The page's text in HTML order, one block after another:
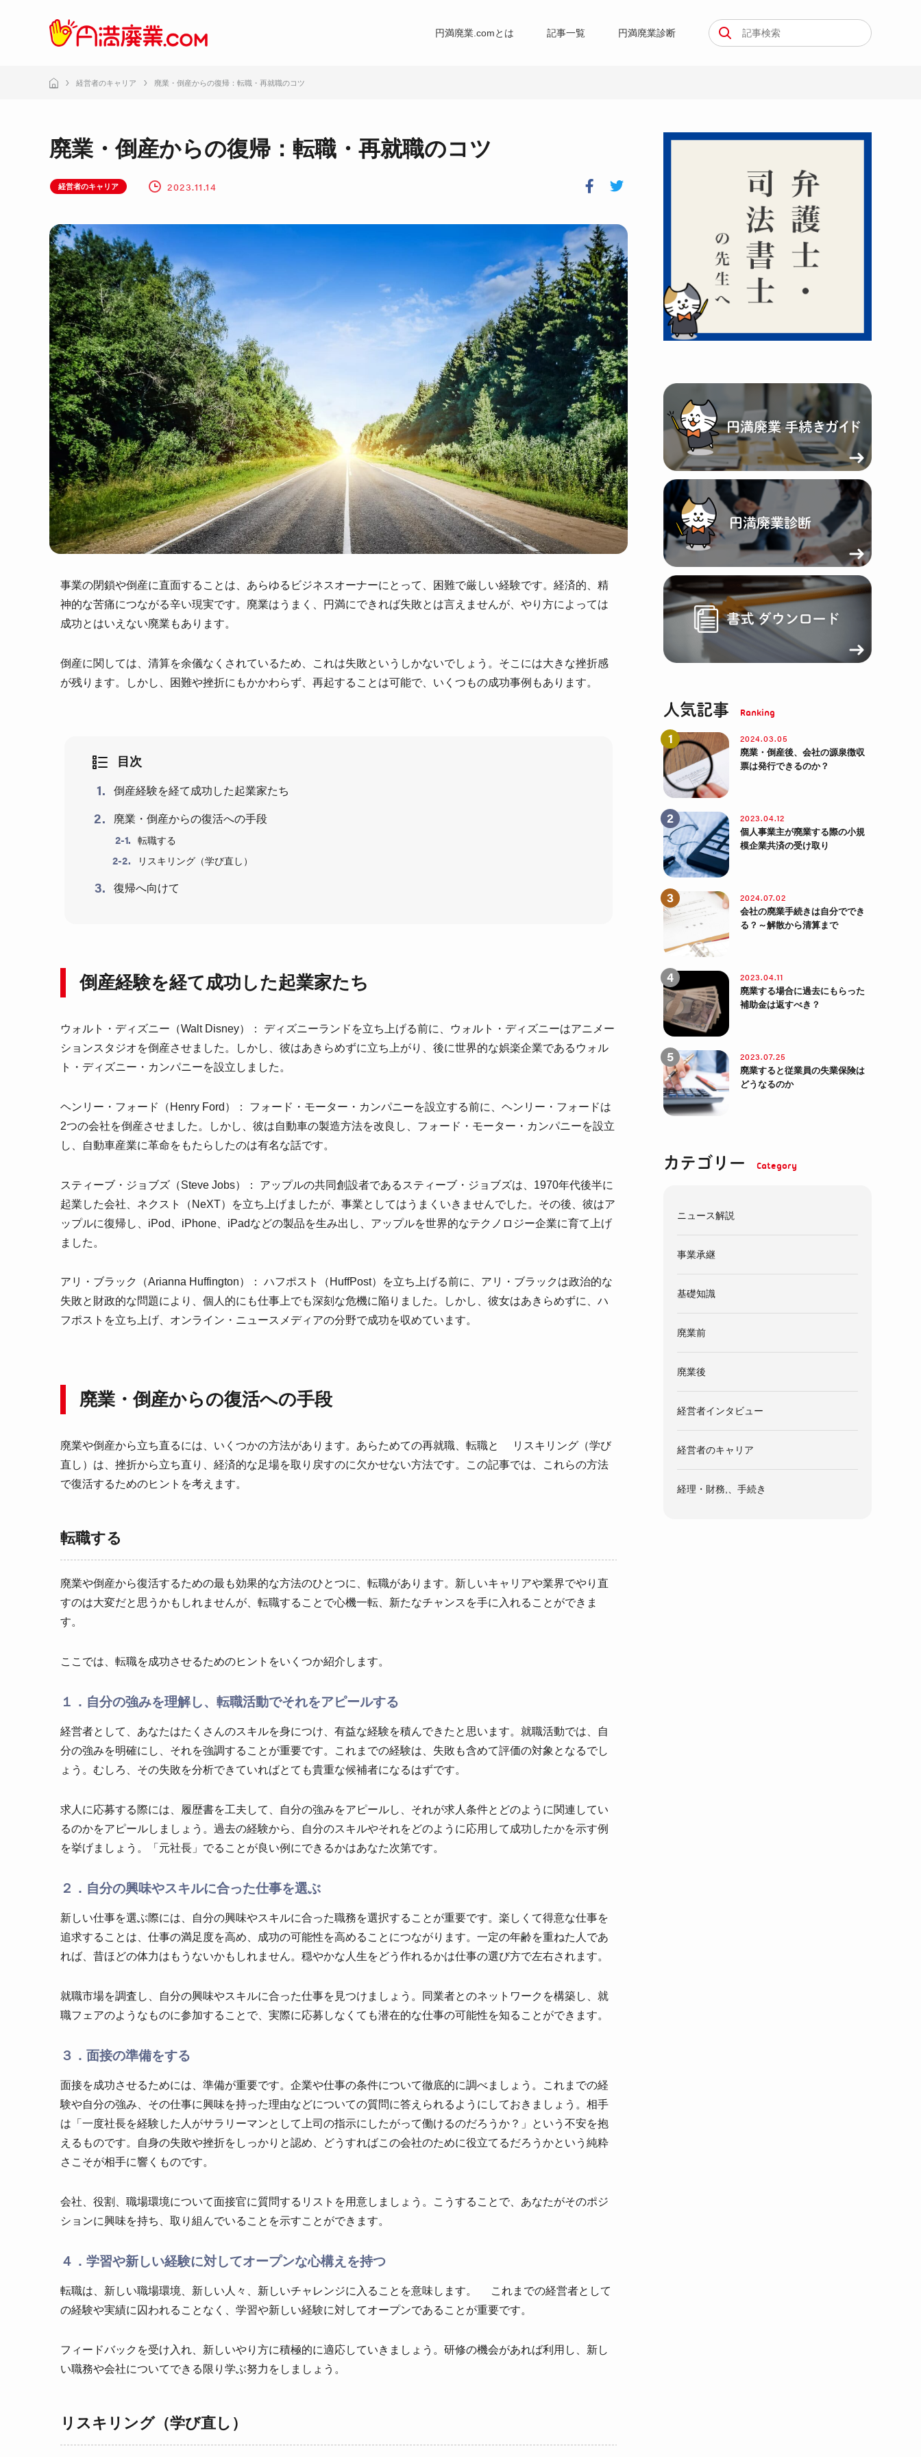
円満廃業.comとは 記事一覧 円満廃業診断
経営者のキャリア 廃業・倒産からの復帰：転職・再就職のコツ
廃業・倒産からの復帰：転職・再就職のコツ
経営者のキャリア 2023.11.14
事業の閉鎖や倒産に直面することは、あらゆるビジネスオーナーにとって、困難で厳しい経験です。経済的、精
神的な苦痛につながる辛い現実です。廃業はうまく、円満にできれば失敗とは言えませんが、やり方によっては
成功とはいえない廃業もあります。
倒産に関しては、清算を余儀なくされているため、これは失敗というしかないでしょう。そこには大きな挫折感
が残ります。しかし、困難や挫折にもかかわらず、再起することは可能で、いくつもの成功事例もあります。
目次
倒産経験を経て成功した起業家たち
廃業・倒産からの復活への手段
転職する
リスキリング（学び直し）
復帰へ向けて
倒産経験を経て成功した起業家たち
ウォルト・ディズニー（Walt Disney）： ディズニーランドを立ち上げる前に、ウォルト・ディズニーはアニメー
ションスタジオを倒産させました。しかし、彼はあきらめずに立ち上がり、後に世界的な娯楽企業であるウォル
ト・ディズニー・カンパニーを設立しました。
ヘンリー・フォード（Henry Ford）： フォード・モーター・カンパニーを設立する前に、ヘンリー・フォードは
2つの会社を倒産させました。しかし、彼は自動車の製造方法を改良し、フォード・モーター・カンパニーを設立
し、自動車産業に革命をもたらしたのは有名な話です。
スティーブ・ジョブズ（Steve Jobs）： アップルの共同創設者であるスティーブ・ジョブズは、1970年代後半に
起業した会社、ネクスト（NeXT）を立ち上げましたが、事業としてはうまくいきませんでした。その後、彼はア
ップルに復帰し、iPod、iPhone、iPadなどの製品を生み出し、アップルを世界的なテクノロジー企業に育て上げ
ました。
アリ・ブラック（Arianna Huffington）： ハフポスト（HuffPost）を立ち上げる前に、アリ・ブラックは政治的な
失敗と財政的な問題により、個人的にも仕事上でも深刻な危機に陥りました。しかし、彼女はあきらめずに、ハ
フポストを立ち上げ、オンライン・ニュースメディアの分野で成功を収めています。
廃業・倒産からの復活への手段
廃業や倒産から立ち直るには、いくつかの方法があります。あらためての再就職、転職と リスキリング（学び
直し）は、挫折から立ち直り、経済的な足場を取り戻すのに欠かせない方法です。この記事では、これらの方法
で復活するためのヒントを考えます。
転職する
廃業や倒産から復活するための最も効果的な方法のひとつに、転職があります。新しいキャリアや業界でやり直
すのは大変だと思うかもしれませんが、転職することで心機一転、新たなチャンスを手に入れることができま
す。
ここでは、転職を成功させるためのヒントをいくつか紹介します。
１．自分の強みを理解し、転職活動でそれをアピールする
経営者として、あなたはたくさんのスキルを身につけ、有益な経験を積んできたと思います。就職活動では、自
分の強みを明確にし、それを強調することが重要です。これまでの経験は、失敗も含めて評価の対象となるでし
ょう。むしろ、その失敗を分析できていればとても貴重な候補者になるはずです。
求人に応募する際には、履歴書を工夫して、自分の強みをアピールし、それが求人条件とどのように関連してい
るのかをアピールしましょう。過去の経験から、自分のスキルやそれをどのように応用して成功したかを示す例
を挙げましょう。「元社長」でることが良い例にできるかはあなた次第です。
２．自分の興味やスキルに合った仕事を選ぶ
新しい仕事を選ぶ際には、自分の興味やスキルに合った職務を選択することが重要です。楽しくて得意な仕事を
追求することは、仕事の満足度を高め、成功の可能性を高めることにつながります。一定の年齢を重ねた人であ
れば、昔ほどの体力はもうないかもしれません。穏やかな人生をどう作れるかは仕事の選び方で左右されます。
就職市場を調査し、自分の興味やスキルに合った仕事を見つけましょう。同業者とのネットワークを構築し、就
職フェアのようなものに参加することで、実際に応募しなくても潜在的な仕事の可能性を知ることができます。
３．面接の準備をする
面接を成功させるためには、準備が重要です。企業や仕事の条件について徹底的に調べましょう。これまでの経
験や自分の強み、その仕事に興味を持った理由などについての質問に答えられるようにしておきましょう。相手
は「一度社長を経験した人がサラリーマンとして上司の指示にしたがって働けるのだろうか？」という不安を抱
えるものです。自身の失敗や挫折をしっかりと認め、どうすればこの会社のために役立てるだろうかという純粋
さこそが相手に響くものです。
会社、役割、職場環境について面接官に質問するリストを用意しましょう。こうすることで、あなたがそのポジ
ションに興味を持ち、取り組んでいることを示すことができます。
４．学習や新しい経験に対してオープンな心構えを持つ
転職は、新しい職場環境、新しい人々、新しいチャレンジに入ることを意味します。 これまでの経営者として
の経験や実績に囚われることなく、学習や新しい経験に対してオープンであることが重要です。
フィードバックを受け入れ、新しいやり方に積極的に適応していきましょう。研修の機会があれば利用し、新し
い職務や会社についてできる限り学ぶ努力をしましょう。
リスキリング（学び直し）
人気記事
廃業・倒産後、会社の源泉徴収
票は発行できるのか？
2024.03.05
個人事業主が廃業する際の小規
模企業共済の受け取り
2023.04.12
会社の廃業手続きは自分ででき
る？～解散から清算まで
2024.07.02
廃業する場合に過去にもらった
補助金は返すべき？
2023.04.11
廃業すると従業員の失業保険は
どうなるのか
2023.07.25
カテゴリー
ニュース解説
事業承継
基礎知識
廃業前
廃業後
経営者インタビュー
経営者のキャリア
経理・財務,、手続き